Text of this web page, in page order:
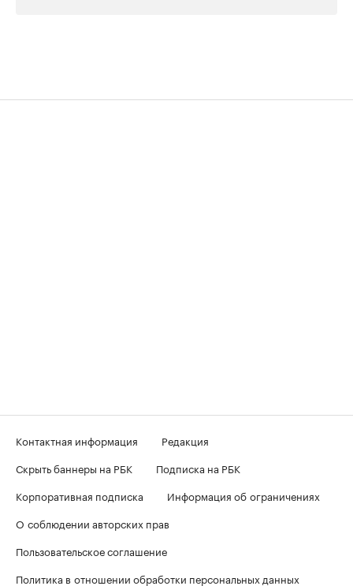
Контактная информация
Редакция
Скрыть баннеры на РБК
Подписка на РБК
Корпоративная подписка
Информация об ограничениях
О соблюдении авторских прав
Пользовательское соглашение
Политика в отношении обработки персональных данных